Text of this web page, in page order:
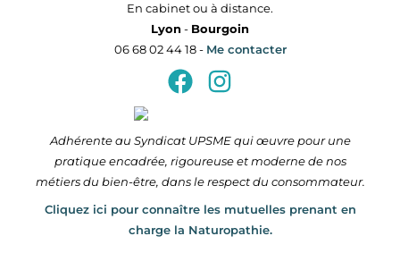
En cabinet ou à distance.
Lyon - Bourgoin
06 68 02 44 18 - Me contacter
Adhérente au Syndicat UPSME qui œuvre pour une
pratique encadrée, rigoureuse et moderne de nos
métiers du bien-être, dans le respect du consommateur.
Cliquez ici pour connaître les mutuelles prenant en
charge la Naturopathie.